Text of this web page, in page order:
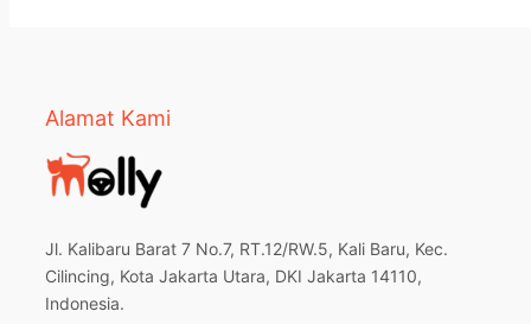
Alamat Kami
Jl. Kalibaru Barat 7 No.7, RT.12/RW.5, Kali Baru, Kec.
Cilincing, Kota Jakarta Utara, DKI Jakarta 14110,
Indonesia.